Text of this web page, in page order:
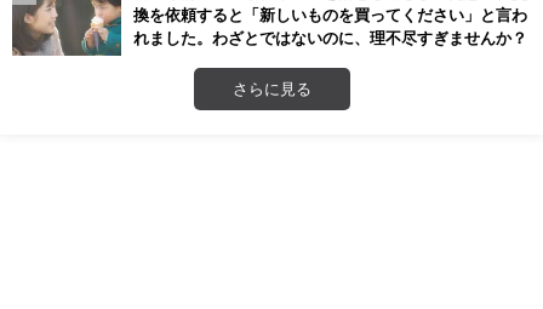
換を依頼すると「新しいものを買ってください」と言わ
れました。わざとではないのに、理不尽すぎませんか？
さらに見る